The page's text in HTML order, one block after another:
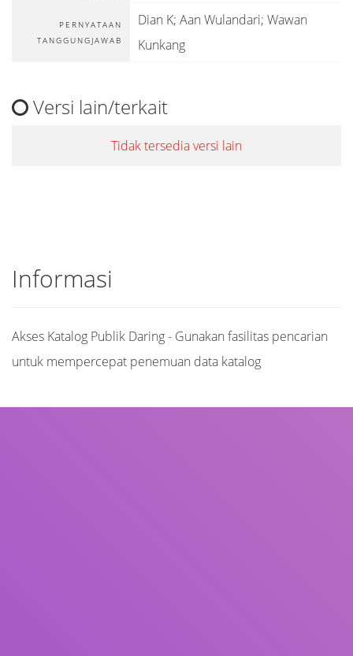
PERNYATAAN
TANGGUNGJAWAB
Dian K; Aan Wulandari; Wawan
Kunkang
Versi lain/terkait
Tidak tersedia versi lain
Informasi
Akses Katalog Publik Daring - Gunakan fasilitas pencarian
untuk mempercepat penemuan data katalog